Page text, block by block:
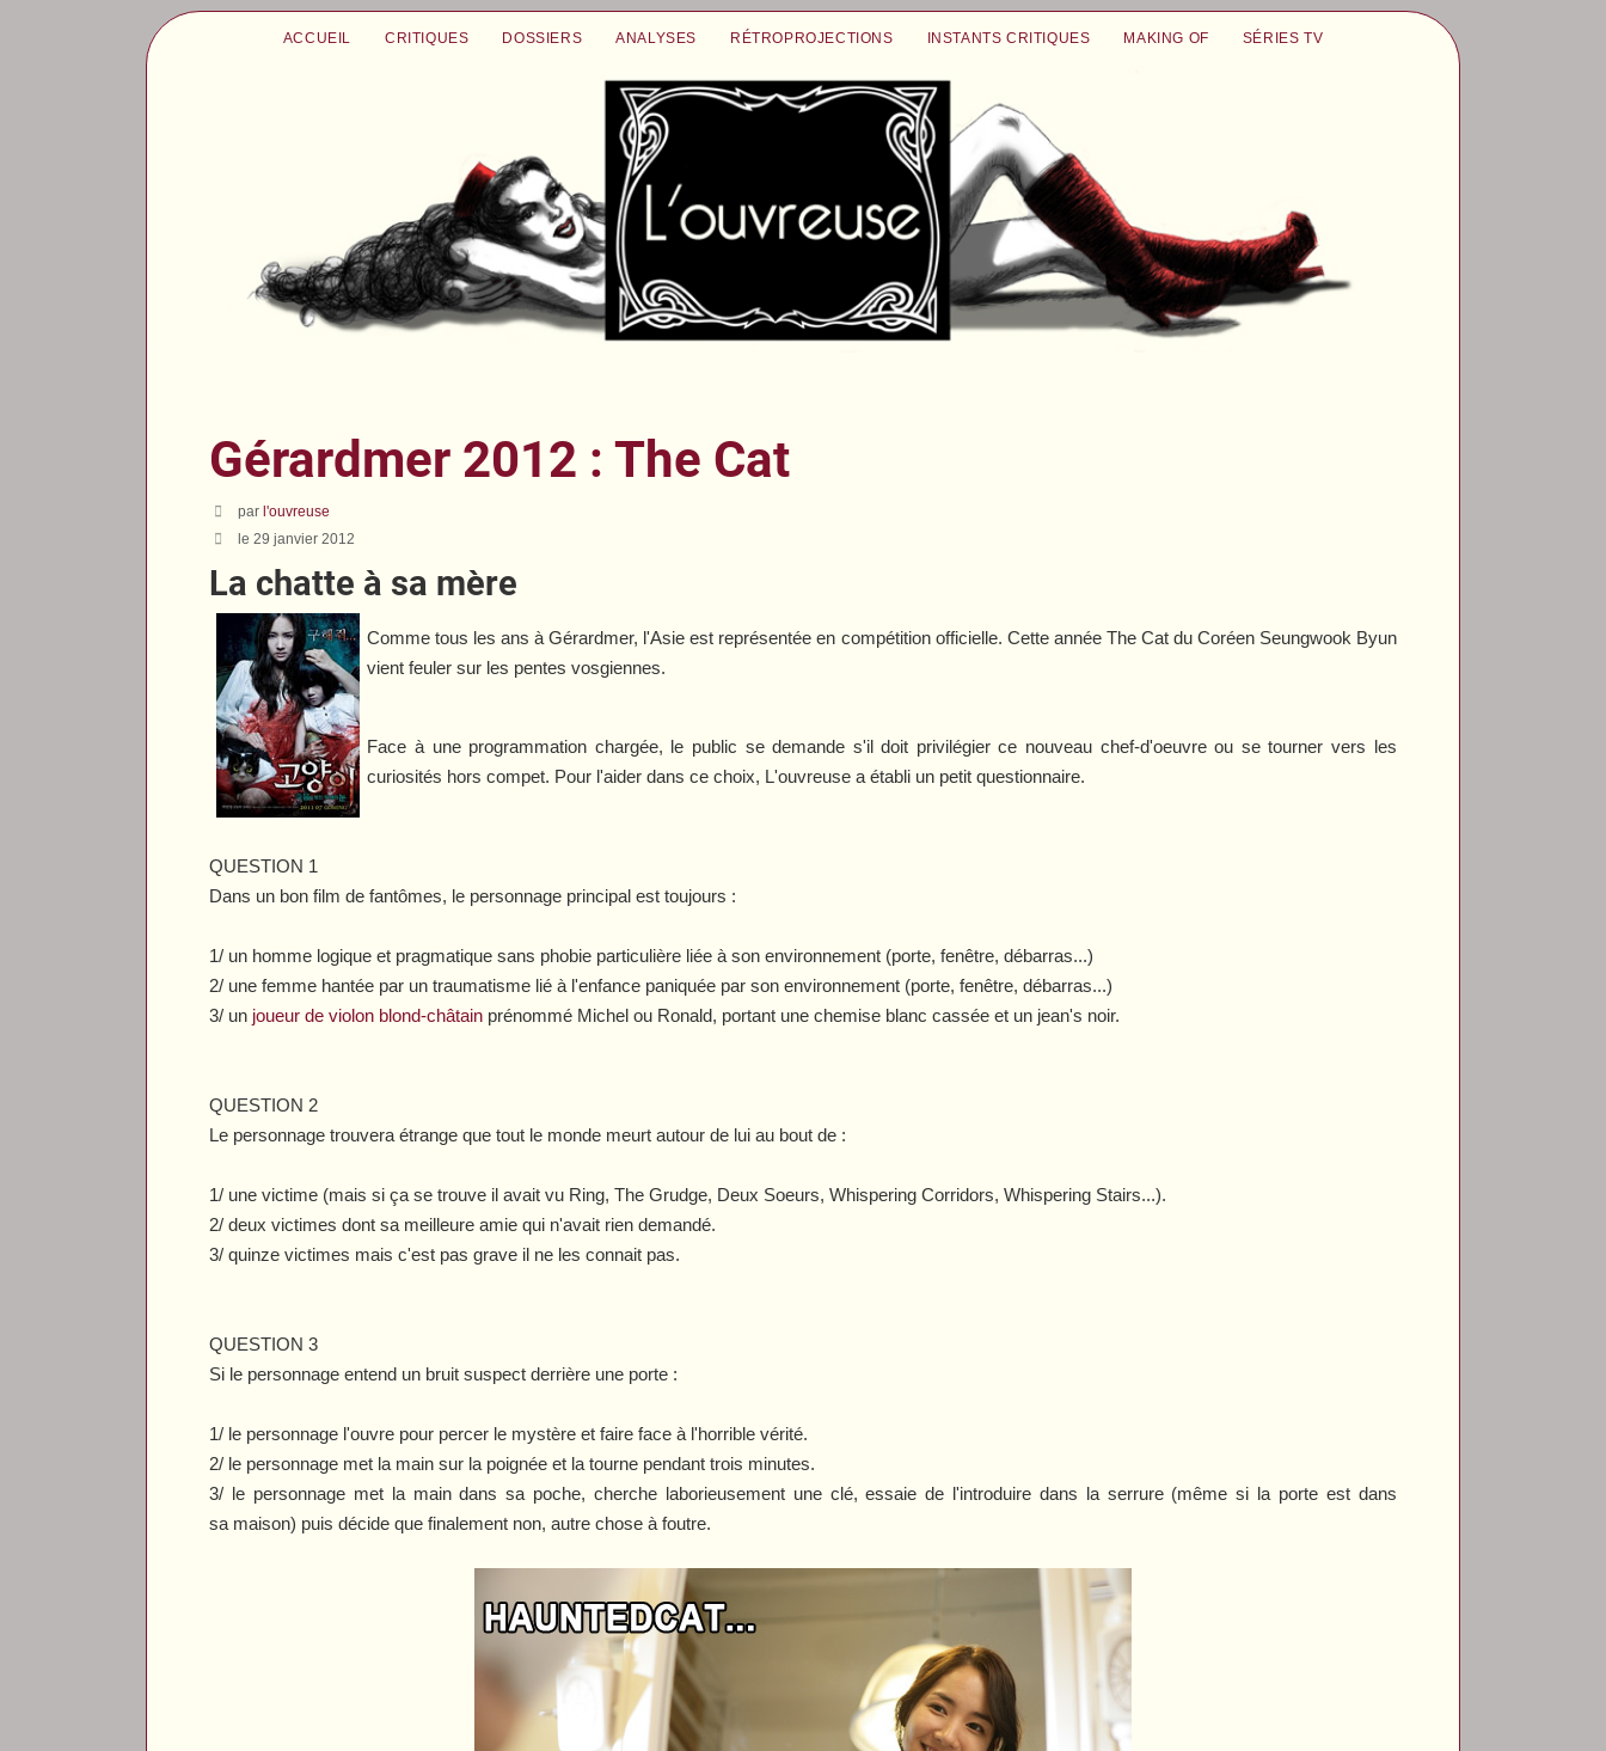
ACCUEIL CRITIQUES DOSSIERS ANALYSES RÉTROPROJECTIONS INSTANTS CRITIQUES MAKING OF SÉRIES TV
Gérardmer 2012 : The Cat
parl'ouvreuse
le 29 janvier 2012
La chatte à sa mère
Comme tous les ans à Gérardmer, l'Asie est représentée en compétition officielle. Cette année The Catdu Coréen Seungwook Byun
vient feuler sur les pentes vosgiennes.
Face à une programmation chargée, le public se demande s'il doit privilégier ce nouveau chef-d'oeuvre ou se tourner vers les
curiosités hors compet. Pour l'aider dans ce choix, L'ouvreuse a établi un petit questionnaire.
QUESTION 1
Dans un bon film de fantômes, le personnage principal est toujours :
1/ un homme logique et pragmatique sans phobie particulière liée à son environnement (porte, fenêtre, débarras...)
2/ une femme hantée par un traumatisme lié à l'enfance paniquée par son environnement (porte, fenêtre, débarras...)
3/ un joueur de violon blond-châtain prénommé Michel ou Ronald, portant une chemise blanc cassée et un jean's noir.
QUESTION 2
Le personnage trouvera étrange que tout le monde meurt autour de lui au bout de :
1/ une victime (mais si ça se trouve il avait vu Ring,The Grudge, Deux Soeurs,Whispering Corridors,Whispering Stairs...).
2/ deux victimes dont sa meilleure amie qui n'avait rien demandé.
3/ quinze victimes mais c'est pas grave il ne les connait pas.
QUESTION 3
Si le personnage entend un bruit suspect derrière une porte :
1/ le personnage l'ouvre pour percer le mystère et faire face à l'horrible vérité.
2/ le personnage met la main sur la poignée et la tourne pendant trois minutes.
3/ le personnage met la main dans sa poche, cherche laborieusement une clé, essaie de l'introduire dans la serrure (même si la porte est dans
sa maison) puis décide que finalement non, autre chose à foutre.